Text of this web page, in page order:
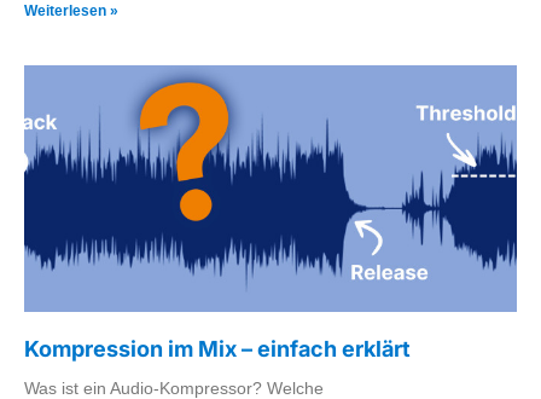
Weiterlesen »
Kompression im Mix – einfach erklärt
Was ist ein Audio-Kompressor? Welche